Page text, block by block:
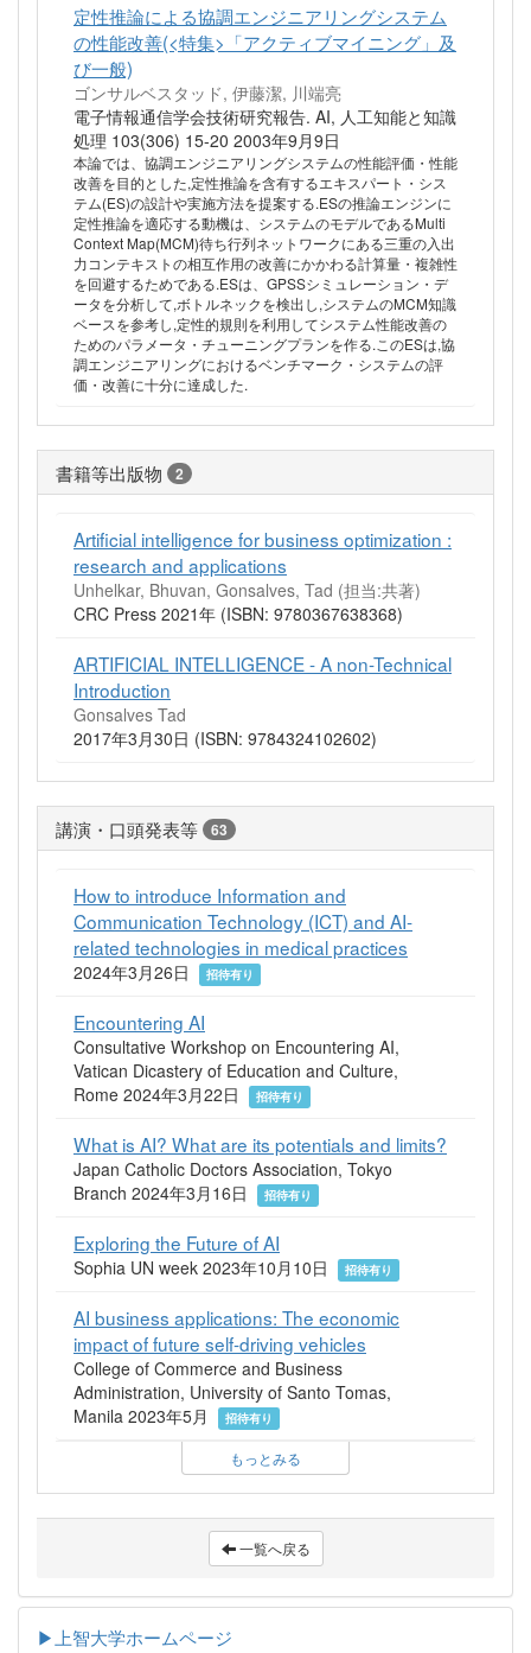
定性推論による協調エンジニアリングシステム
の性能改善(<特集>「アクティブマイニング」及
び一般)
ゴンサルベスタッド, 伊藤潔, 川端亮
電子情報通信学会技術研究報告. AI, 人工知能と知識
処理 103(306) 15-20 2003年9月9日
本論では、協調エンジニアリングシステムの性能評価・性能
改善を目的とした,定性推論を含有するエキスパート・シス
テム(ES)の設計や実施方法を提案する.ESの推論エンジンに
定性推論を適応する動機は、システムのモデルであるMulti
Context Map(MCM)待ち行列ネットワークにある三重の入出
力コンテキストの相互作用の改善にかかわる計算量・複雑性
を回避するためである.ESは、GPSSシミュレーション・デ
ータを分析して,ボトルネックを検出し,システムのMCM知識
ベースを参考し,定性的規則を利用してシステム性能改善の
ためのパラメータ・チューニングプランを作る.このESは,協
調エンジニアリングにおけるベンチマーク・システムの評
価・改善に十分に達成した.
書籍等出版物 2
Artificial intelligence for business optimization :
research and applications
Unhelkar, Bhuvan, Gonsalves, Tad (担当:共著)
CRC Press 2021年 (ISBN: 9780367638368)
ARTIFICIAL INTELLIGENCE - A non-Technical
Introduction
Gonsalves Tad
2017年3月30日 (ISBN: 9784324102602)
講演・口頭発表等 63
How to introduce Information and
Communication Technology (ICT) and AI-
related technologies in medical practices
2024年3月26日 招待有り
Encountering AI
Consultative Workshop on Encountering AI,
Vatican Dicastery of Education and Culture,
Rome 2024年3月22日
招待有り
What is AI? What are its potentials and limits?
Japan Catholic Doctors Association, Tokyo
Branch 2024年3月16日
招待有り
Exploring the Future of AI
Sophia UN week 2023年10月10日 招待有り
AI business applications: The economic
impact of future self-driving vehicles
College of Commerce and Business
Administration, University of Santo Tomas,
Manila 2023年5月
招待有り
もっとみる
一覧へ戻る
▶上智大学ホームページ